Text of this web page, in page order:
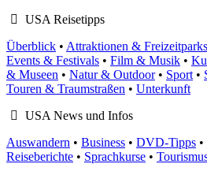
USA Reisetipps
Überblick • Attraktionen & Freizeitparks
Events & Festivals • Film & Musik •
& Museen • Natur & Outdoor• Sport •
Touren & Traumstraßen • Unterkunft
USA News und Infos
Auswandern • Business • DVD-Tipps •
Reiseberichte • Sprachkurse •